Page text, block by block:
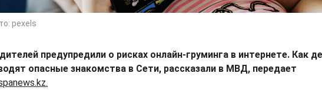
pexels
предупредили о рисках онлайн-груминга в интернете. Как
опасные знакомства в Сети, рассказали в МВД, передает